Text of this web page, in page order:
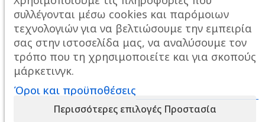
Πόλη: Καβάλα, Σταυρός Αμυγδαλεώνα
Τηλέφωνο:2510247678
συλλέγονται μέσω cookies και παρόμοιων
τεχνολογιών για να βελτιώσουμε την εμπειρία
σας στην ιστοσελίδα μας, να αναλύσουμε τον
τρόπο που τη χρησιμοποιείτε και για σκοπούς
μάρκετινγκ.
Όροι και προϋποθέσεις
Περισσότερες επιλογές Προστασία